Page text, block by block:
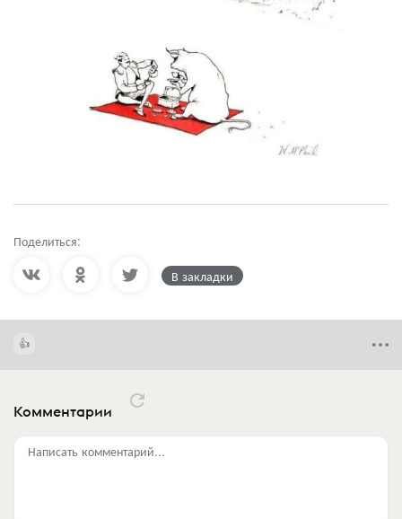
Поделиться:
В закладки
Комментарии
Написать комментарий...